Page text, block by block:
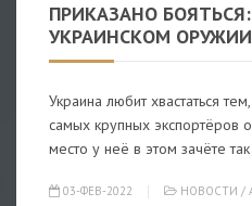
ПРИКАЗАНО
УКРАИНСКОМ ОРУЖИИ
Украина любит хвастаться
самых крупных экспортёров
место у неё в этом зачёте
03-ФЕВ-2022 НОВОСТИ /